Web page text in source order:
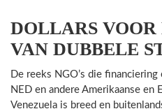
DOLLARS
VAN DUBBELE
De reeks NGO’s die
NED en andere Amerikaanse en
Venezuela is breed en